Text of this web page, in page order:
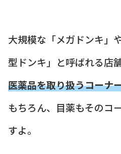
大規模な「メガドンキ」
型ドンキ」と呼ばれる店
医薬品を取り扱うコーナ
もちろん、目薬もそのコ
すよ。